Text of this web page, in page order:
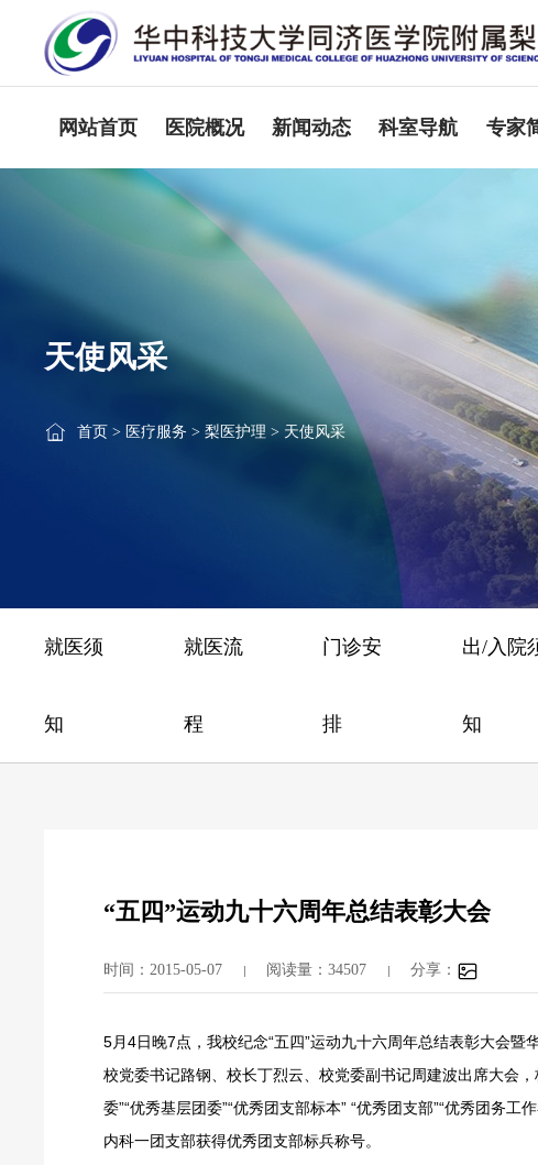
网站首页 医院概况 新闻动态 科室导航 专家
天使风采
首页 > 医疗服务 >梨医护理 > 天使风采
就医须
知
就医流
程
门诊安
排
出/入院
知
“五四”运动九十六周年总结表彰大会
时间：2015-05-07 阅读量：34507 分享：
5月4日晚7点，我校纪念“五四”运动九十六周年总结表彰大会暨
校党委书记路钢、校长丁烈云、校党委副书记周建波出席大会
委”“优秀基层团委”“优秀团支部标本” “优秀团支部”“优秀团务
内科一团支部获得优秀团支部标兵称号。